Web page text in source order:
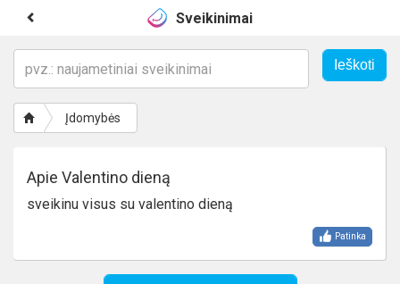
Sveikinimai
Įdomybės
Apie Valentino dieną
sveikinu visus su valentino dieną
Patinka